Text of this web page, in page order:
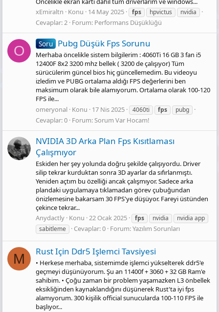
xEmiraltn
Konu 14 May 2025 fps hpvictus nvidia
Cevaplar: 2 Forum: Performans Düşüklüğü
O Soru Pubg Düşük Fps Sorunu
Merhaba öncelikle sistem bilgilerim : 4060Ti 16 GB 3 fan i5
12400F 8x2 3200 mhz bellek ( 3200 de çalışıyor) Tüm
sürücülerim güncel bios hiç güncellemedim. Bu videoyu
izledim ve PUBG ortalama aldığı FPS değerlerini ben
maksimum olarak bile alamıyorum. Ortalama olarak 100-120
FPS ile...
omeryonal Konu 17 Nis 2025 4060ti fps pubg
Cevaplar: 0 Forum:Sorum Var Hocam!
NVIDIA 3D Arka Plan Fps Kısıtlaması
Çalışmıyor
Eskiden her şey yolunda doğru şekilde çalışıyordu. Driver
silip tekrar kurduktan sonra 3D ayarlar da sıfırlanmıştı.
Yeniden açtım bu özelliği ancak çalışmıyor. Sadece arka
plandaki uygulamaya tıklamadan görev çubuğundan
önizlemesine bakarsam 30 FPS'ye düşüyor. Fareyi üstünden
çekince tekrar...
Anydactly Konu 22 Ocak 2025 fps nvidia
nvidia app
sabitleme
Cevaplar: 0 Forum:Yazılım Sorunları
M Rust Için Ddr5 Işlemci Tavsiyesi
• Herkese merhaba, sistemimde işlemci yükselterek ddr5'e
geçmeyi düşünüyorum. Şu an 11400f + 3060 + 32 GB Ram'e
sahibim. • Çoğu zaman bir problem yaşamazken L3 önbellek
eksikliğinden kaynaklandığını düşünerek Rust'ta iyi fps
alamıyorum. 300 kişilik official sunucularda 100-110 FPS ile
başlıyor...